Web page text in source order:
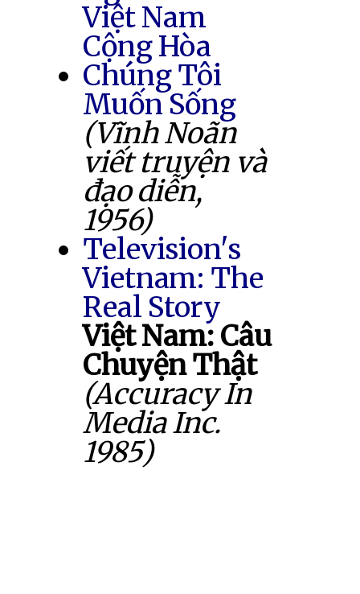
Việt Nam
Cộng Hòa
Chúng Tôi
Muốn Sống
(Vĩnh Noãn
viết truyện và
đạo diễn,
1956)
Television's
Vietnam: The
Real Story
Việt Nam: Câu
Chuyện Thật
(Accuracy In
Media Inc.
1985)